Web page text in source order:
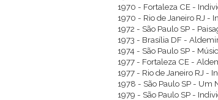
1970 - Fortaleza CE -
1970 - Rio de Janeiro RJ -
1972 - São Paulo SP -
1973 - Brasília DF -
1974 - São Paulo SP -
1977 - Fortaleza CE -
1977 - Rio de Janeiro RJ -
1978 - São Paulo SP - Um
1979 - São Paulo SP -